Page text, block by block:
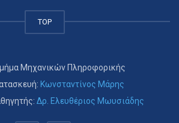
TOP
Μηχανικών Πληροφορικής
Κωνσταντίνος Μάρης
Δρ. Ελευθέριος Μωυσιάδης